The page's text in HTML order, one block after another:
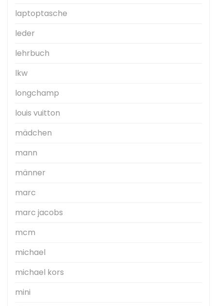
laptoptasche
leder
lehrbuch
lkw
longchamp
louis vuitton
mädchen
mann
männer
marc
marc jacobs
mcm
michael
michael kors
mini